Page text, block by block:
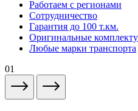
Работаем с регионами
Сотрудничество
Гарантия до 100 т.км.
Оригинальные
Любые марки транспорта
01